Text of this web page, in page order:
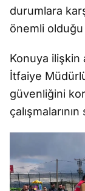
durumlara
önemli
Konuya ilişkin
İtfaiye
güvenliğini